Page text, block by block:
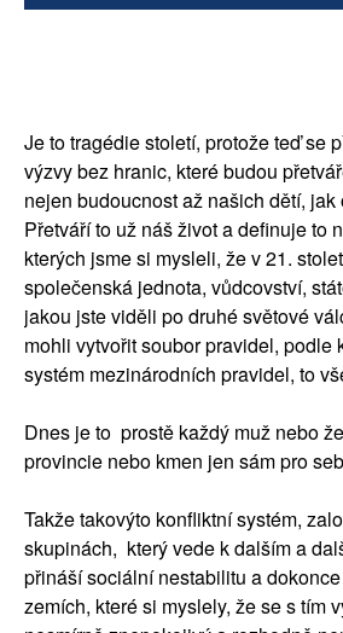
Je to tragédie století, protože teď se
výzvy bez hranic, které budou
nejen budoucnost až našich dětí, jak
Přetváří to už náš život a definuje to
kterých jsme si mysleli, že v 21.
společenská jednota, vůdcovství,
jakou jste viděli po druhé světové
mohli vytvořit soubor pravidel, podle
systém mezinárodních pravidel, to
Dnes je to prostě každý muž nebo
provincie nebo kmen jen sám pro
Takže takovýto konfliktní systém,
skupinách, který vede k dalším a
přináší sociální nestabilitu a
zemích, které si myslely, že se s tím